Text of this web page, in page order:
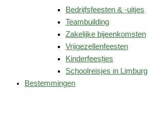
Bedrijfsfeesten & -uitjes
Teambuilding
Zakelijke bijeenkomsten
Vrijgezellenfeesten
Kinderfeestjes
Schoolreisjes in Limburg
Bestemmingen